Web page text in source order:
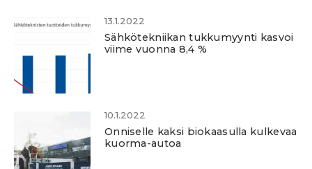
13.1.2022
Sähkötekniikan tukkumyynti kasvoi
viime vuonna 8,4 %
10.1.2022
Onniselle kaksi biokaasulla kulkevaa
kuorma-autoa